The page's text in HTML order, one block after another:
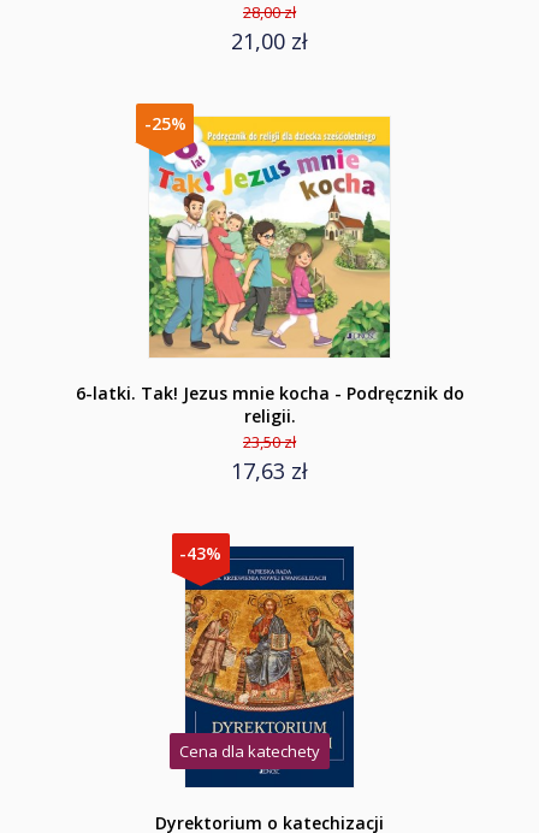
28,00 zł
21,00 zł
-25%
6-latki. Tak! Jezus mnie kocha - Podręcznik do
religii.
23,50 zł
17,63 zł
-43%
Cena dla katechety
Dyrektorium o katechizacji